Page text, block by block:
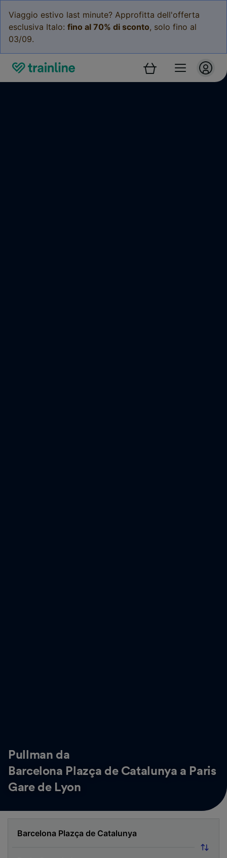
Viaggio estivo last minute? Approfitta dell'offerta
esclusiva Italo: fino al 70% di sconto, solo fino al
03/09.
Pullman da
Barcelona Plazça de Catalunya a Paris
Gare de Lyon